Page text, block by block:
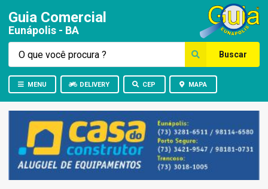
Guia Comercial
Eunápolis - BA
Buscar
MENU DELIVERY CEP MAPA